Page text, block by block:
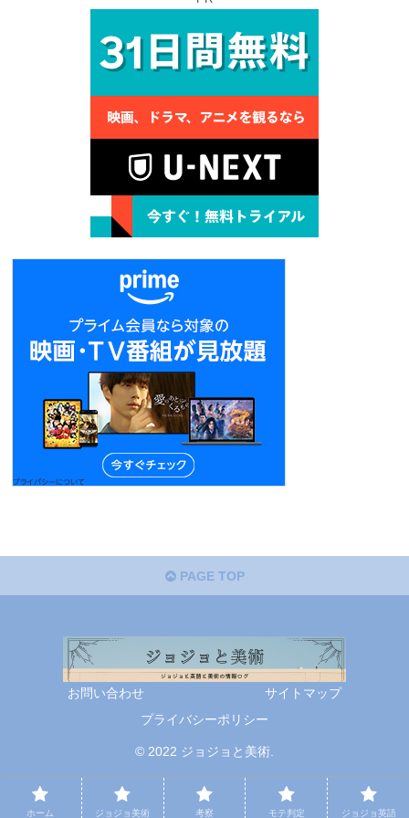
PAGE TOP
お問い合わせ
サイトマップ
プライバシーポリシー
© 2022 ジョジョと美術.
ホーム ジョジョ美術 考察 モテ判定 ジョジョ英語